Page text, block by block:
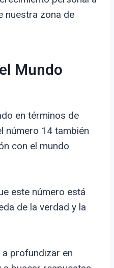
nuestra zona de
Mundo
en términos de
número 14 también
con el mundo
este número está
de la verdad y la
a profundizar en